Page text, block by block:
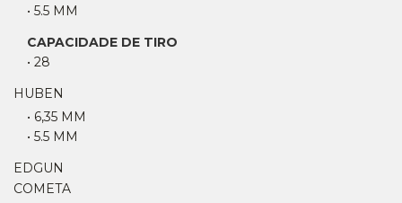
• 5.5 MM
CAPACIDADE DE TIRO
• 28
HUBEN
• 6,35 MM
• 5.5 MM
EDGUN
COMETA